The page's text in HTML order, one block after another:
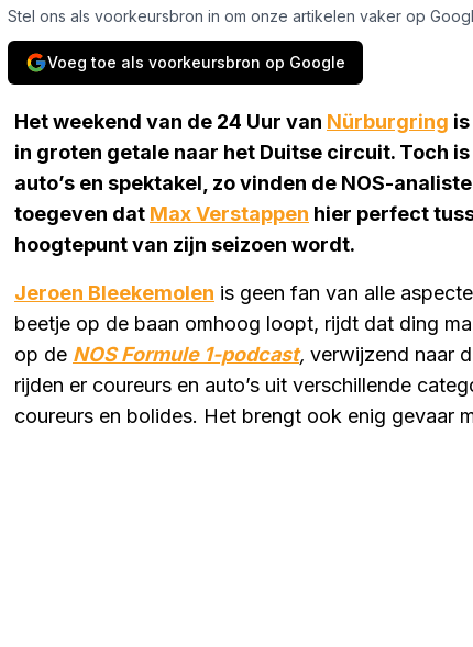
Stel ons als voorkeursbron in om onze artikelen vaker op
Voeg toe als voorkeursbron op Google
Het weekend van de 24 Uur van Nürburgring
in groten getale naar het Duitse circuit. Toch
auto’s en spektakel, zo vinden de NOS-
toegeven dat Max Verstappen hier perfect
hoogtepunt van zijn seizoen wordt.
Jeroen Bleekemolen is geen fan van alle
beetje op de baan omhoog loopt, rijdt dat ding
op de NOS Formule 1-podcast, verwijzend naar
rijden er coureurs en auto’s uit verschillende
coureurs en bolides. Het brengt ook enig gevaar